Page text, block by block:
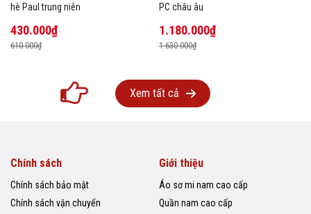
hè Paul trung niên
430.000₫
610.000₫
PC châu âu
1.180.000₫
1.630.000₫
Xem tất cả
Chính sách
Chính sách bảo mật
Chính sách vận chuyển
Giới thiệu
Áo sơ mi nam cao cấp
Quần nam cao cấp